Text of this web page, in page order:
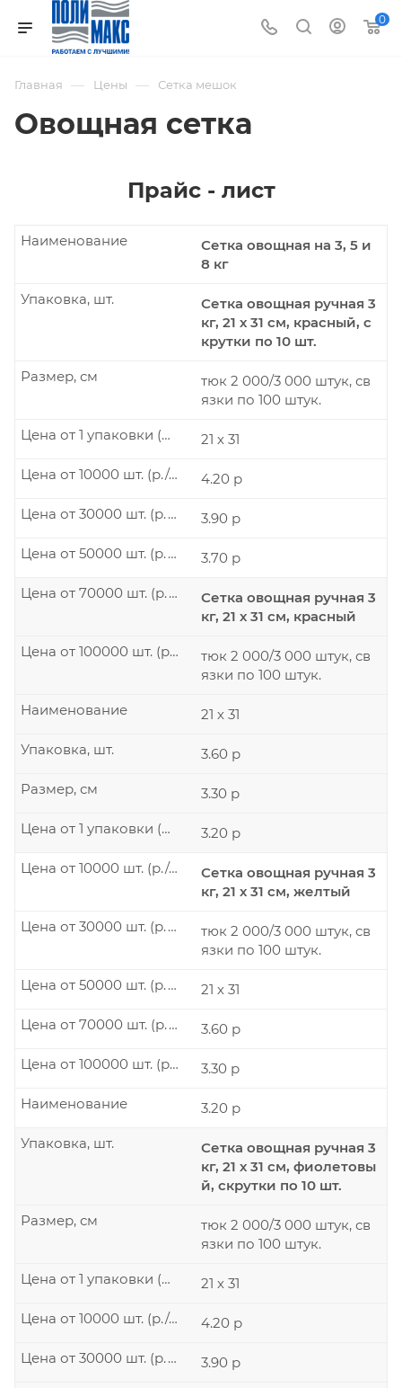
0
Главная — Цены — Сетка мешок
Овощная сетка
Прайс - лист
Сетка овощная на 3, 5 и
8 кг
Наименование
Сетка овощная ручная 3
кг, 21 х 31 см, красный, с
крутки по 10 шт.
Упаковка, шт.
тюк 2 000/3 000 штук, св
язки по 100 штук.
Размер, см
21 х 31
Цена от 1 упаковки (р./шт.)
4.20 р
Цена от 10000 шт. (р./шт.)
3.90 р
Цена от 30000 шт. (р./шт.)
3.70 р
Цена от 50000 шт. (р./шт.)
Сетка овощная ручная 3
кг, 21 х 31 см, красный
Цена от 70000 шт. (р./шт.)
тюк 2 000/3 000 штук, св
язки по 100 штук.
Цена от 100000 шт. (р./шт.)
21 х 31
Наименование
3.60 р
Упаковка, шт.
3.30 р
Размер, см
3.20 р
Цена от 1 упаковки (р./шт.)
Сетка овощная ручная 3
кг, 21 х 31 см, желтый
Цена от 10000 шт. (р./шт.)
тюк 2 000/3 000 штук, св
язки по 100 штук.
Цена от 30000 шт. (р./шт.)
21 х 31
Цена от 50000 шт. (р./шт.)
3.60 р
Цена от 70000 шт. (р./шт.)
3.30 р
Цена от 100000 шт. (р./шт.)
3.20 р
Наименование
Сетка овощная ручная 3
кг, 21 х 31 см, фиолетовы
й, скрутки по 10 шт.
Упаковка, шт.
тюк 2 000/3 000 штук, св
язки по 100 штук.
Размер, см
21 х 31
Цена от 1 упаковки (р./шт.)
4.20 р
Цена от 10000 шт. (р./шт.)
3.90 р
Цена от 30000 шт. (р./шт.)